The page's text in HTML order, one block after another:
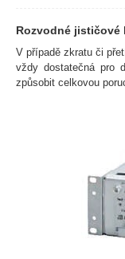
Rozvodné jističové
V případě zkratu či
vždy dostatečná pro
způsobit celkovou